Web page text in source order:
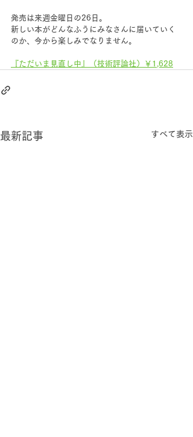
発売は来週金曜日の26日。
新しい本がどんなふうにみなさんに届いていく
のか、今から楽しみでなりません。
『ただいま見直し中』（技術評論社）￥1,628
最新記事 すべて表示